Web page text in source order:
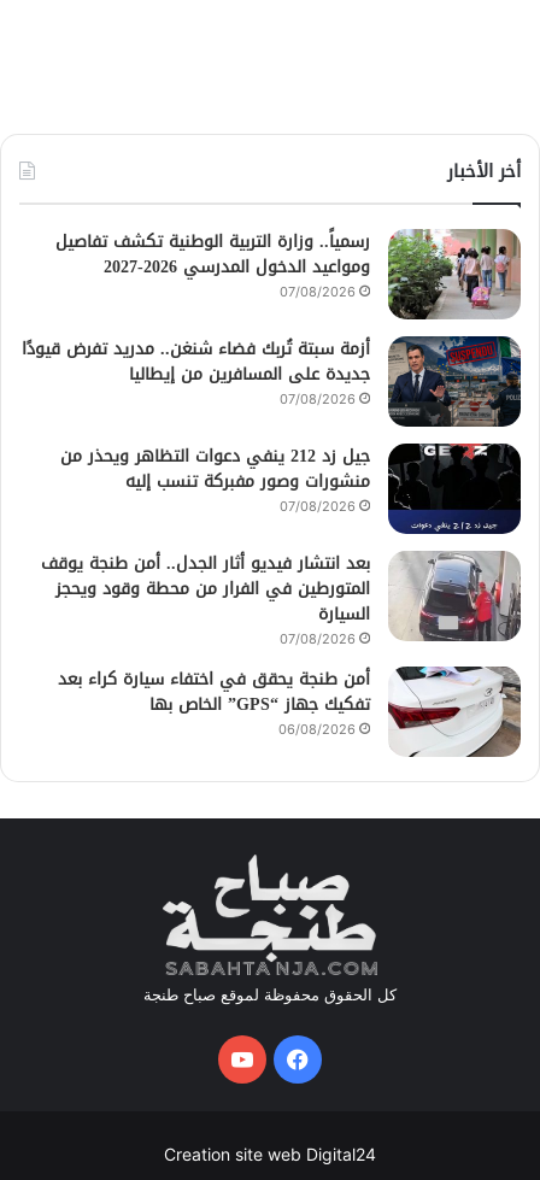
أخر الأخبار
رسمياً.. وزارة التربية الوطنية تكشف تفاصيل
ومواعيد الدخول المدرسي 2026-2027
07/08/2026
أزمة سبتة تُربك فضاء شنغن.. مدريد تفرض قيودًا
جديدة على المسافرين من إيطاليا
07/08/2026
جيل زد 212 ينفي دعوات التظاهر ويحذر من
منشورات وصور مفبركة تنسب إليه
07/08/2026
بعد انتشار فيديو أثار الجدل.. أمن طنجة يوقف
المتورطين في الفرار من محطة وقود ويحجز
السيارة
07/08/2026
أمن طنجة يحقق في اختفاء سيارة كراء بعد
تفكيك جهاز “GPS” الخاص بها
06/08/2026
كل الحقوق محفوظة لموقع صباح طنجة
فيسبوكيوتيوب
Creation site web Digital24